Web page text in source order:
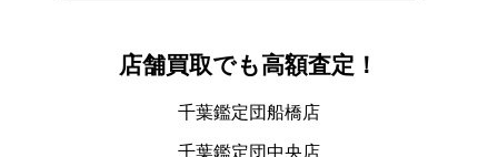
店舗買取でも高額査定！
千葉鑑定団船橋店
千葉鑑定団中央店